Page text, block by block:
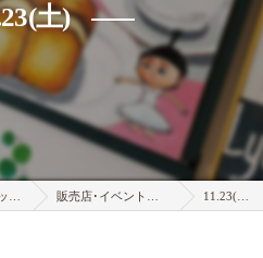
土)
販売店･イベント情報 11.23(土)